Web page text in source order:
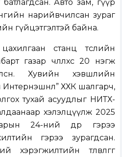
Авто зам, гүүр
нарийвчилсан зураг
гүйцэтгэлтэй байна.
станц төслийн
газар чөлөөлөхөөс 20 нэгж
Хувийн хэвшлийн
ХХК шалгарч,
тухай асуудлыг НИТХ-
хэлэлцүүлж 2025
24-ний өдөр гэрээ
гэрээ зурагдсан.
төлөвлөгөөг